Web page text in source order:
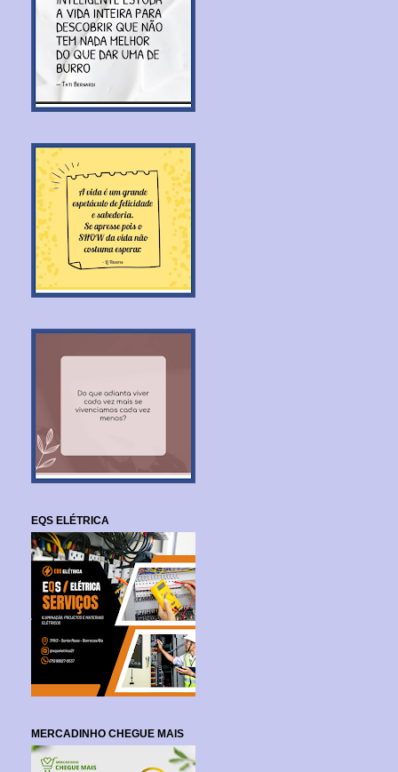
EQS ELÉTRICA
MERCADINHO CHEGUE MAIS